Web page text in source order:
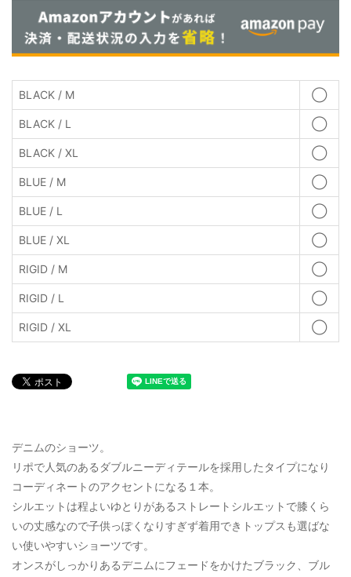
BLACK / M ◯
BLACK / L ◯
BLACK / XL ◯
BLUE / M ◯
BLUE / L ◯
BLUE / XL ◯
RIGID / M ◯
RIGID / L ◯
RIGID / XL ◯
デニムのショーツ。
リポで人気のあるダブルニーディテールを採用したタイプになり
コーディネートのアクセントになる１本。
シルエットは程よいゆとりがあるストレートシルエットで膝くら
いの丈感なので子供っぽくなりすぎず着用できトップスも選ばな
い使いやすいショーツです。
オンスがしっかりあるデニムにフェードをかけたブラック、ブル